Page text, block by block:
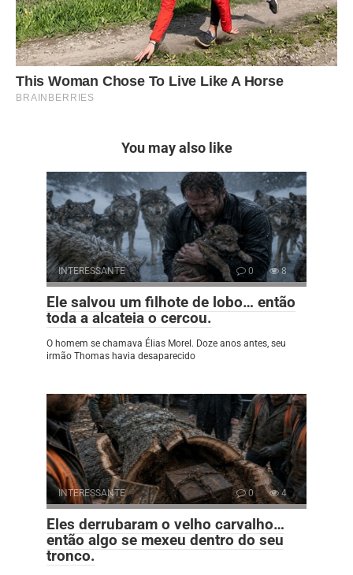
You may also like
INTERESSANTE 0 8
Ele salvou um filhote de lobo… então
toda a alcateia o cercou.
O homem se chamava Élias Morel. Doze anos antes, seu
irmão Thomas havia desaparecido
INTERESSANTE 0 4
Eles derrubaram o velho carvalho…
então algo se mexeu dentro do seu
tronco.